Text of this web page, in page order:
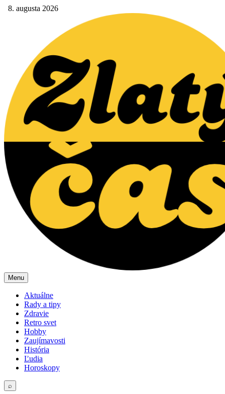
8. augusta 2026
Menu
Aktuálne
Rady a tipy
Zdravie
Retro svet
Hobby
Zaujímavosti
História
Ľudia
Horoskopy
⌕